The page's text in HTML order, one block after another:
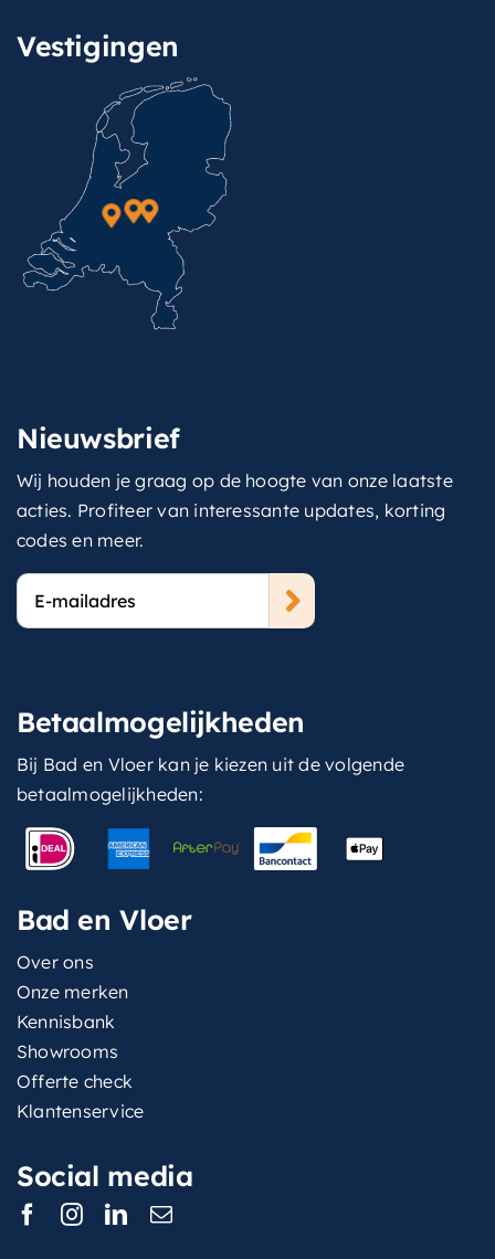
Vestigingen
Nieuwsbrief
Wij houden je graag op de hoogte van onze laatste
acties. Profiteer van interessante updates, korting
codes en meer.
E-
mailadres
Betaalmogelijkheden
Bij Bad en Vloer kan je kiezen uit de volgende
betaalmogelijkheden:
Bad en Vloer
Over ons
Onze merken
Kennisbank
Showrooms
Offerte check
Klantenservice
Social media